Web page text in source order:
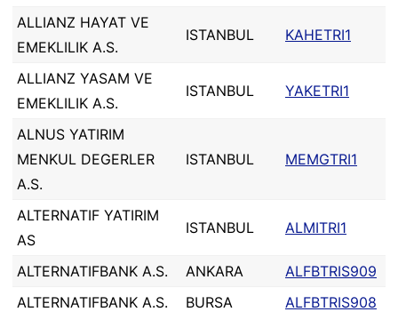
ALLIANZ HAYAT VE
EMEKLILIK A.S.
ISTANBUL KAHETRI1
ALLIANZ YASAM VE
EMEKLILIK A.S.
ISTANBUL YAKETRI1
ALNUS YATIRIM
MENKUL DEGERLER
A.S.
ISTANBUL MEMGTRI1
ALTERNATIF YATIRIM
AS
ISTANBUL ALMITRI1
ALTERNATIFBANK A.S. ANKARA
ALFBTRIS909
ALTERNATIFBANK A.S.
BURSA
ALFBTRIS908